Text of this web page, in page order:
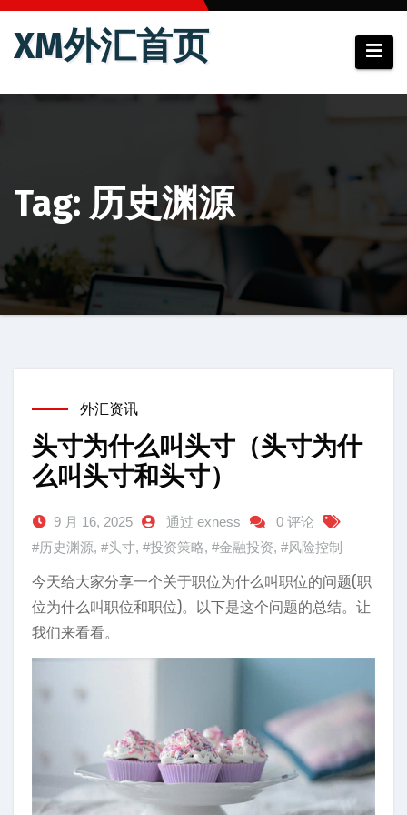
跳
XM外汇首页
Tag: 历史渊源
外汇资讯
头寸为什么叫头寸（头寸为什
么叫头寸和头寸）
9 月 16, 2025 通过 exness
0 评论
#历史渊源, #头寸, #投资策略, #金融投资, #风险控制
今天给大家分享一个关于职位为什么叫职位的问题(职
位为什么叫职位和职位)。以下是这个问题的总结。让
我们来看看。